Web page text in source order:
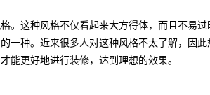
。这种风格不仅看起来大方得体，而且不易
一种。近来很多人对这种风格不太了解，因
能更好地进行装修，达到理想的效果。